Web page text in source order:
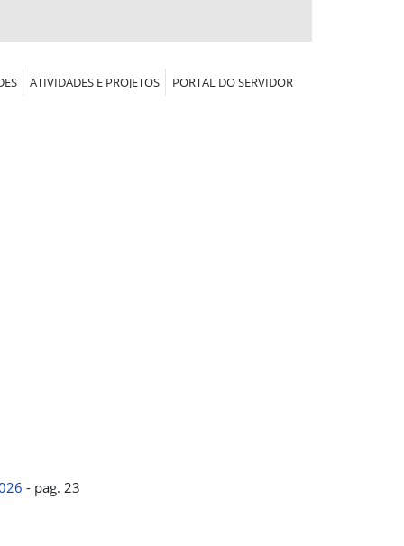
ATIVIDADES E PROJETOS PORTAL DO SERVIDOR
- pag. 23